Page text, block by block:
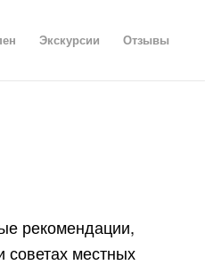
Экскурсии Отзывы
рекомендации,
местных